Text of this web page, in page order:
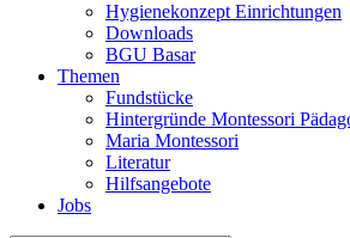
Hygienekonzept Einrichtungen
Downloads
BGU Basar
Themen
Fundstücke
Hintergründe Montessori
Maria Montessori
Literatur
Hilfsangebote
Jobs